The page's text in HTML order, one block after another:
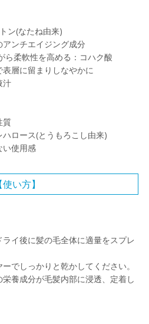
ン(なたね由来)
ンチエイジング成分
ら柔軟性を⾼める：コハク酸
層に留まりしなやかに
汁
質
ハロース(とうもろこし由来)
い使⽤感
【使い方】
イ後に髪の⽑全体に適量をスプレ
でしっかりと乾かしてください。
養成分が⽑髪内部に浸透、定着し